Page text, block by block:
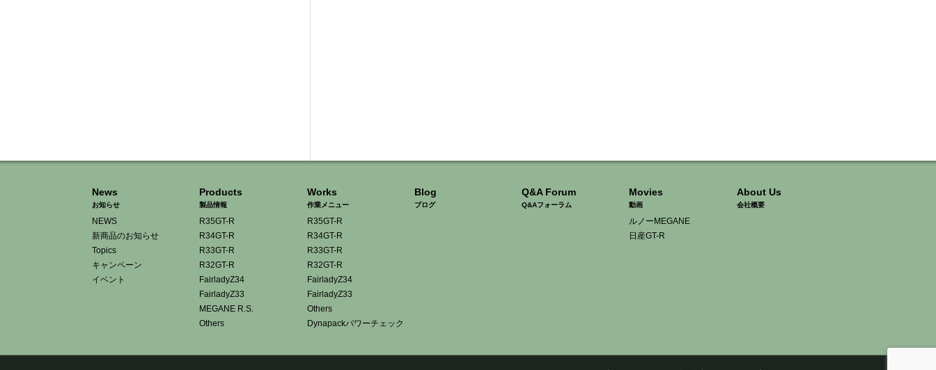
News
お知らせ
NEWS
新商品のお知らせ
Topics
キャンペーン
イベント
Products
製品情報
R35GT-R
R34GT-R
R33GT-R
R32GT-R
FairladyZ34
FairladyZ33
MEGANE R.S.
Others
Works
作業メニュー
R35GT-R
R34GT-R
R33GT-R
R32GT-R
FairladyZ34
FairladyZ33
Others
Dynapackパワーチェック
Blog
ブログ
Q&A Forum
Q&Aフォーラム
Movies
動画
ルノーMEGANE
日産GT-R
About Us
会社概要